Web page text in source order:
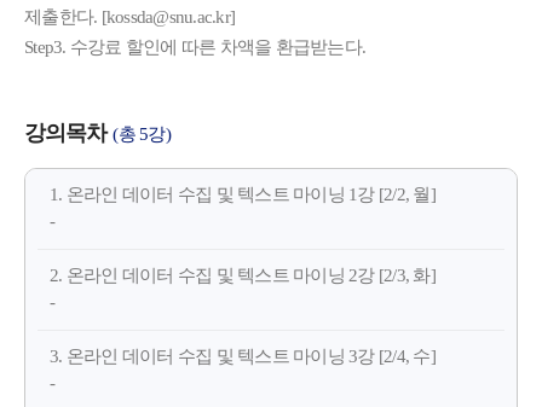
제출한다. [kossda@snu.ac.kr]
Step3. 수강료 할인에 따른 차액을 환급받는다.
강의목차 (총 5강)
1. 온라인 데이터 수집 및 텍스트 마이닝 1강 [2/2, 월]
-
2. 온라인 데이터 수집 및 텍스트 마이닝 2강 [2/3, 화]
-
3. 온라인 데이터 수집 및 텍스트 마이닝 3강 [2/4, 수]
-